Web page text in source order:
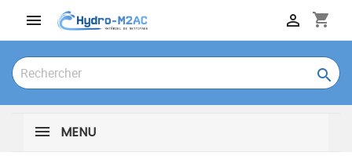
 shopping_cart


MENU